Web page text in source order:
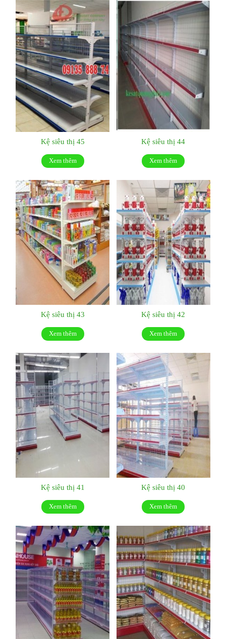
Kệ siêu thị 45
Xem thêm
Kệ siêu thị 44
Xem thêm
Kệ siêu thị 43
Xem thêm
Kệ siêu thị 42
Xem thêm
Kệ siêu thị 41
Xem thêm
Kệ siêu thị 40
Xem thêm